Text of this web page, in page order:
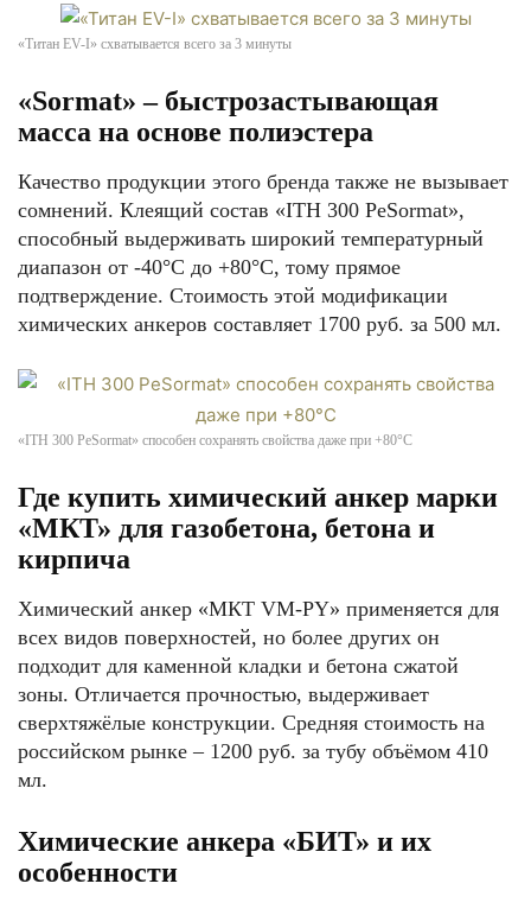
«Титан EV-I» схватывается всего за 3 минуты
«Sormat» – быстрозастывающая
масса на основе полиэстера
Качество продукции этого бренда также не вызывает
сомнений. Клеящий состав «ITH 300 PeSormat»,
способный выдерживать широкий температурный
диапазон от -40°С до +80°С, тому прямое
подтверждение. Стоимость этой модификации
химических анкеров составляет 1700 руб. за 500 мл.
«ITH 300 PeSormat» способен сохранять свойства даже при +80°С
Где купить химический анкер марки
«МКТ» для газобетона, бетона и
кирпича
Химический анкер «МКТ VM-PY» применяется для
всех видов поверхностей, но более других он
подходит для каменной кладки и бетона сжатой
зоны. Отличается прочностью, выдерживает
сверхтяжёлые конструкции. Средняя стоимость на
российском рынке – 1200 руб. за тубу объёмом 410
мл.
Химические анкера «БИТ» и их
особенности